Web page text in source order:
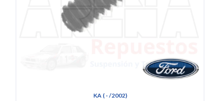
KA ( - /2002)